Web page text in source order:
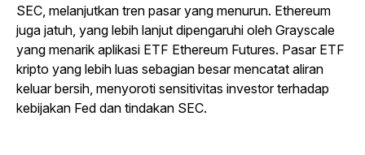
SEC, melanjutkan tren pasar yang menurun. Ethereum
juga jatuh, yang lebih lanjut dipengaruhi oleh Grayscale
yang menarik aplikasi ETF Ethereum Futures. Pasar ETF
kripto yang lebih luas sebagian besar mencatat aliran
keluar bersih, menyoroti sensitivitas investor terhadap
kebijakan Fed dan tindakan SEC.